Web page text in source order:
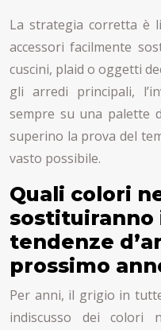
La strategia corretta è
accessori facilmente
cuscini, plaid o oggetti
gli arredi principali,
sempre su una palette
superino la prova del
vasto possibile.
Quali colori
sostituiranno
tendenze
prossimo
Per anni, il grigio in
indiscusso dei colori